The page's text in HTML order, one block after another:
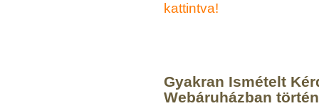
kattintva!
Gyakran Ismételt
Webáruházban